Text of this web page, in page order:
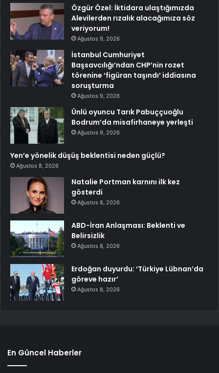
Özgür Özel: İktidara ulaştığımızda
Alevilerden rızalık alacağımıza söz
veriyorum!
Ağustos 9, 2026
İstanbul Cumhuriyet
Başsavcılığı’ndan CHP’nin rozet
törenine ‘figüran taşındı’ iddiasına
soruşturma
Ağustos 9, 2026
Ünlü oyuncu Tarık Pabuççuoğlu
Bodrum’da misafirhaneye yerleşti
Ağustos 9, 2026
Yen’e yönelik düşüş beklentisi neden güçlü?
Ağustos 8, 2026
Natalie Portman karnını ilk kez
gösterdi
Ağustos 8, 2026
ABD-İran Anlaşması: Beklenti ve
Belirsizlik
Ağustos 8, 2026
Erdoğan duyurdu: ‘Türkiye Lübnan’da
göreve hazır’
Ağustos 8, 2026
En Güncel Haberler